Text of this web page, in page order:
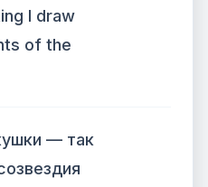
I draw
of the
— так